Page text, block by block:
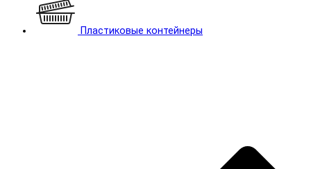
Пластиковые контейнеры